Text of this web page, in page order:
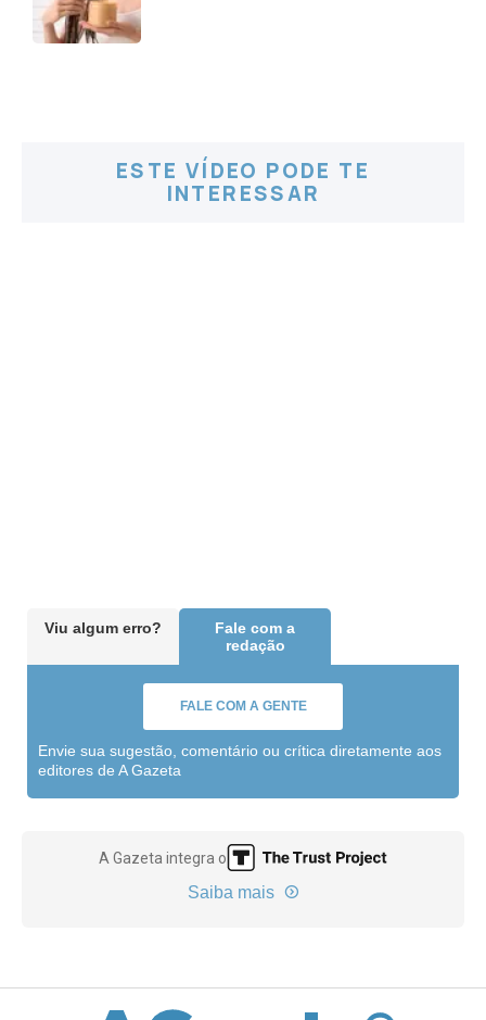
ESTE VÍDEO PODE TE
INTERESSAR
Viu algum erro?
Fale com a
redação
FALE COM A GENTE
Envie sua sugestão, comentário ou crítica diretamente aos
editores de A Gazeta
A Gazeta integra o
Saiba mais